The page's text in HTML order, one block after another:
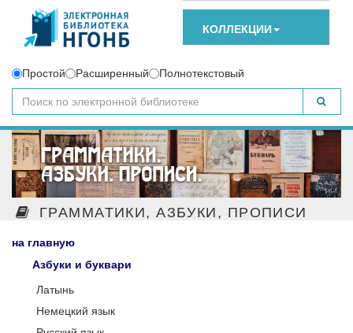
КОЛЛЕКЦИИ
Простой Расширенный Полнотекстовый
ГРАММАТИКИ, АЗБУКИ, ПРОПИСИ
на главную
Азбуки и буквари
Латынь
Немецкий язык